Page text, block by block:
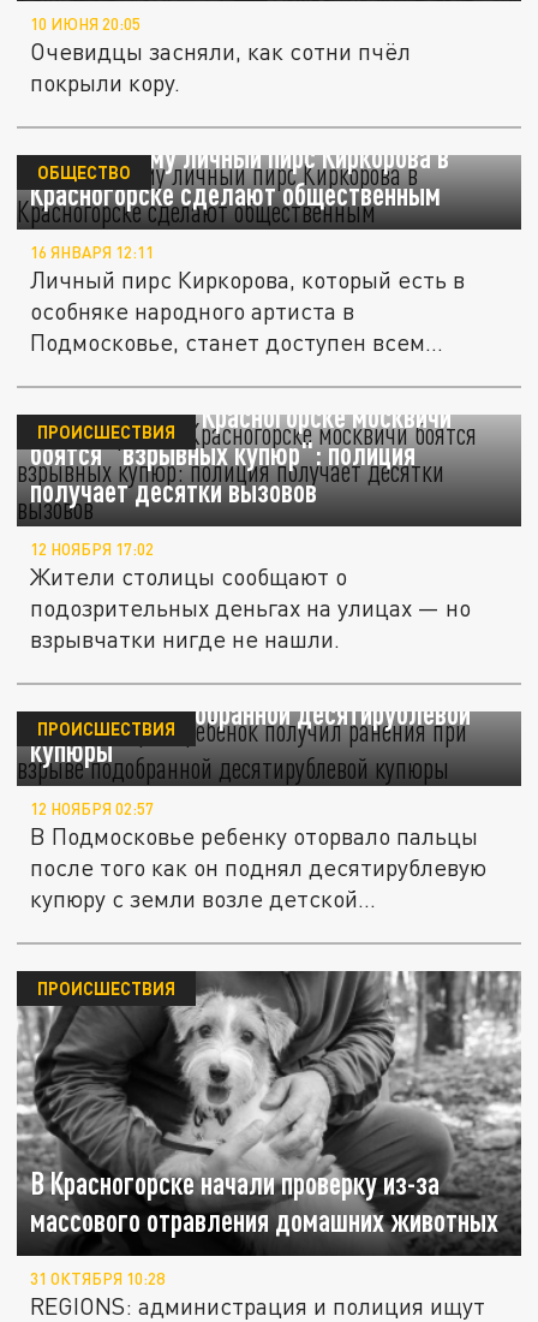
10 ИЮНЯ 20:05
Очевидцы засняли, как сотни пчёл
покрыли кору.
Mash: Почему личный пирс Киркорова в
Красногорске сделают общественным
ОБЩЕСТВО
16 ЯНВАРЯ 12:11
Личный пирс Киркорова, который есть в
особняке народного артиста в
Подмосковье, станет доступен всем
После взрыва в Красногорске москвичи
боятся "взрывных купюр": полиция
получает десятки вызовов
ПРОИСШЕСТВИЯ
12 НОЯБРЯ 17:02
Жители столицы сообщают о
подозрительных деньгах на улицах — но
взрывчатки нигде не нашли.
В Красногорске ребенок получил ранения
при взрыве подобранной десятирублевой
купюры
ПРОИСШЕСТВИЯ
12 НОЯБРЯ 02:57
В Подмосковье ребенку оторвало пальцы
после того как он поднял десятирублевую
купюру с земли возле детской...
В Красногорске начали проверку из-за
массового отравления домашних животных
ПРОИСШЕСТВИЯ
31 ОКТЯБРЯ 10:28
REGIONS: администрация и полиция ищут